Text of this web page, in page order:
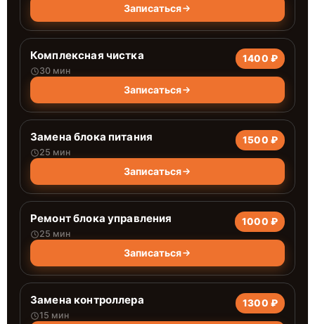
Записаться
Комплексная чистка
30 мин
1400 ₽
Записаться
Замена блока питания
25 мин
1500 ₽
Записаться
Ремонт блока управления
25 мин
1000 ₽
Записаться
Замена контроллера
15 мин
1300 ₽